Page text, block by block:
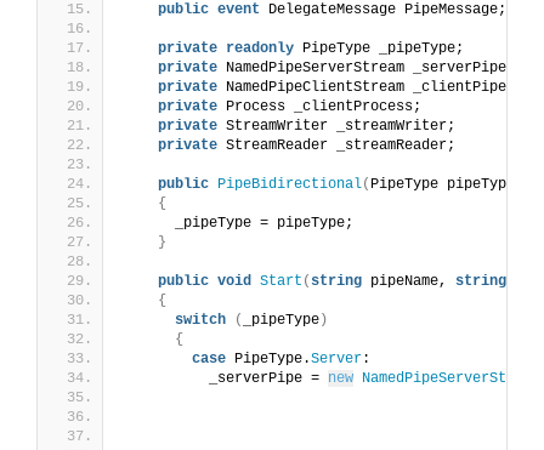
public event DelegateMessage PipeMessage;
private readonly PipeType _pipeType;
private NamedPipeServerStream _serverPipe;
private NamedPipeClientStream _clientPipe;
private Process _clientProcess;
private StreamWriter _streamWriter;
private StreamReader _streamReader;
public PipeBidirectional( PipeType pipeType
{
      _pipeType = pipeType;
}
public void Start ( string pipeName, string
{
switch
( _pipeType )
{
case PipeType.Server:
          _serverPipe =
new NamedPipeServerStream